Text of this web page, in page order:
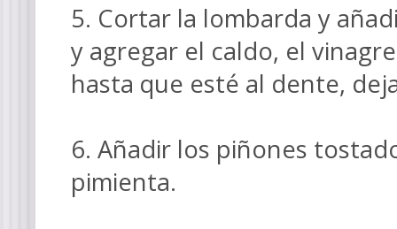
5. Cortar la lombarda y
y agregar el caldo, el
hasta que esté al dente,
6. Añadir los piñones
pimienta.